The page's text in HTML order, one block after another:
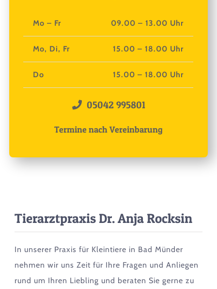
Mo – Fr 09.00 – 13.00 Uhr
Mo, Di, Fr 15.00 – 18.00 Uhr
Do 15.00 – 18.00 Uhr
05042 995801
Termine nach Vereinbarung
Tierarztpraxis Dr. Anja Rocksin
In unserer Praxis für Kleintiere in Bad Münder
nehmen wir uns Zeit für Ihre Fragen und Anliegen
rund um Ihren Liebling und beraten Sie gerne zu